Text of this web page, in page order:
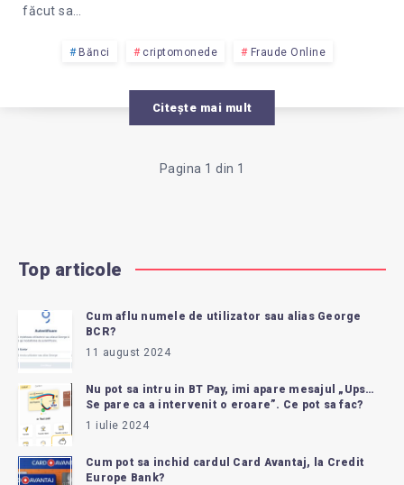
făcut sa…
Bănci criptomonede Fraude Online
Citește mai mult
Pagina 1 din 1
Top articole
Cum aflu numele de utilizator sau alias George
BCR?
11 august 2024
Nu pot sa intru in BT Pay, imi apare mesajul „Ups…
Se pare ca a intervenit o eroare”. Ce pot sa fac?
1 iulie 2024
Cum pot sa inchid cardul Card Avantaj, la Credit
Europe Bank?